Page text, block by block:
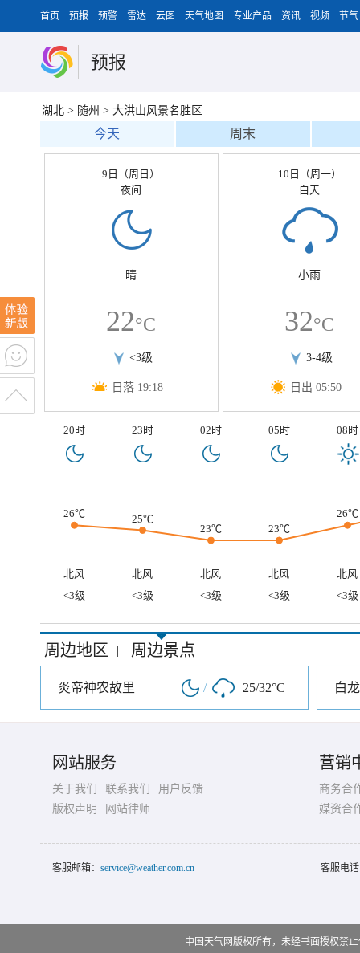
首页 预报 预警 雷达 云图 天气地图 专业产品 资讯 视频 节气
预报
湖北 > 随州 > 大洪山风景名胜区
今天 周末
9日（周日）
夜间
晴
22°C
<3级
日落 19:18
10日（周一）
白天
小雨
32°C
3-4级
日出 05:50
20时 23时 02时 05时 08时
26℃
25℃
23℃
23℃
26℃
北风 北风 北风 北风
北风
<3级
<3级 <3级 <3级 <3级
周边地区 | 周边景点
炎帝神农故里 / 25/32°C
网站服务
关于我们 联系我们
用户反馈
版权声明
网站律师
营销
商务合
媒资合
客服邮箱： service@weather.com.cn 客服电
中国天气网版权所有，未经书面授权